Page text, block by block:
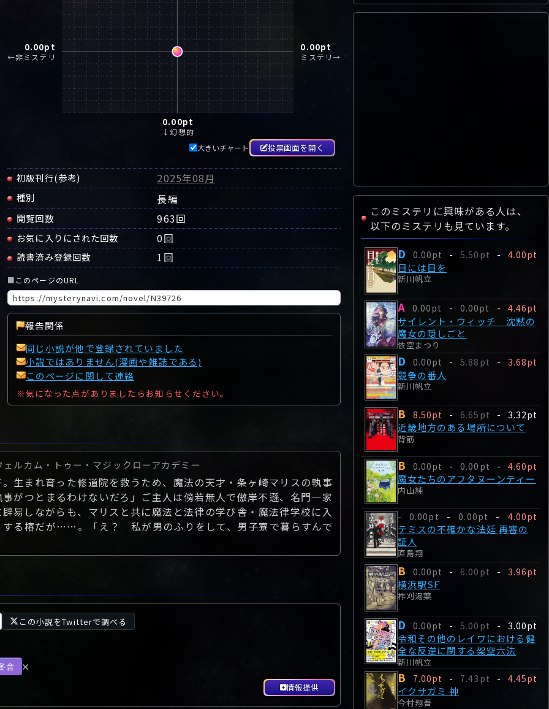
0.00pt
←非ミステリ
0.00pt
ミステリ→
0.00pt
↓幻想的
大きいチャート
投票画面を開く
初版刊行(参考) 2025年08月
種別 長編
閲覧回数 963回
お気に入りにされた回数 0回
読書済み登録回数 1 回
■ このページのURL
報告関係
同じ小説が他で登録されていました
小説ではありません(漫画や雑誌である)
このページに関して連絡
※気になった点がありましたらお知らせください。
カム・トゥー・マジックローアカデミー
生まれ育った修道院を救うため、魔法の天才・条ヶ崎マリスの執事
がつとまるわけないだろ」ご主人は傍若無人で傲岸不遜、名門一家
易しながらも、マリスと共に魔法と法律の学び舎・魔法律学校に入
する椿だが……。「え？ 私が男のふりをして、男子寮で暮らすんで
この小説をTwitterで調べる
舎
情報提供
このミステリに興味がある人は、
以下のミステリも見ています。
D 0.00pt - 5.50pt - 4.00pt
目には目を
新川帆立
A 0.00pt - 0.00pt - 4.46pt
サイレント・ウィッチ 沈黙の
魔女の隠しごと
依空まつり
D 0.00pt - 5.88pt - 3.68pt
競争の番人
新川帆立
B 8.50pt - 6.65pt - 3.32pt
近畿地方のある場所について
背筋
B 0.00pt - 0.00pt - 4.60pt
魔女たちのアフタヌーンティー
内山純
- 0.00pt - 0.00pt - 4.00pt
テミスの不確かな法廷 再審の
証人
直島翔
B 0.00pt - 6.00pt - 3.96pt
横浜駅SF
柞刈湯葉
D 0.00pt - 5.00pt - 3.00pt
令和その他のレイワにおける健
全な反逆に関する架空六法
新川帆立
B 7.00pt - 7.43pt - 4.45pt
イクサガミ 神
今村翔吾